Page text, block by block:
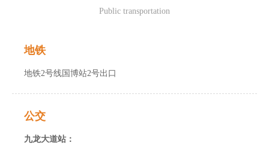
Public transportation
地铁
地铁2号线国博站2号出口
公交
九龙大道站：